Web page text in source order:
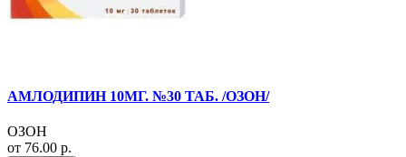
АМЛОДИПИН 10МГ. №30 ТАБ. /ОЗОН/
ОЗОН
от 76.00 р.